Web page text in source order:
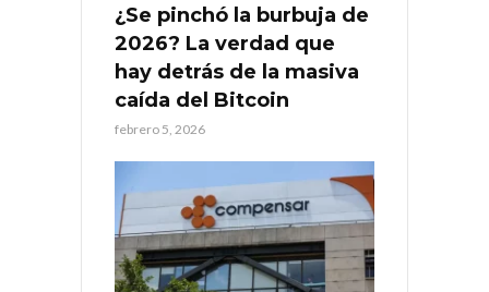
¿Se pinchó la burbuja de
2026? La verdad que
hay detrás de la masiva
caída del Bitcoin
febrero 5, 2026